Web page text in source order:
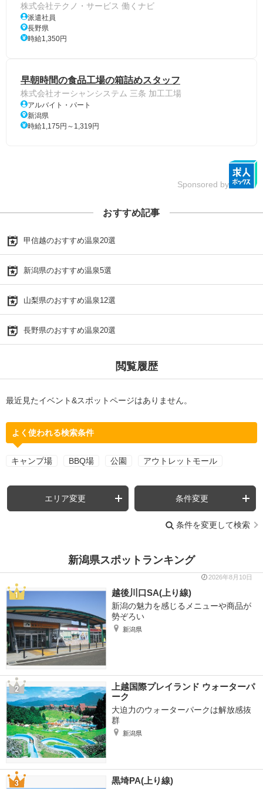
株式会社テクノ・サービス 働くナビ
派遣社員
長野県
時給1,350円
早朝時間の食品工場の箱詰めスタッフ
株式会社オーシャンシステム 三条 加工工場
アルバイト・パート
新潟県
時給1,175円～1,319円
Sponsored by
おすすめ記事
甲信越のおすすめ温泉20選
新潟県のおすすめ温泉5選
山梨県のおすすめ温泉12選
長野県のおすすめ温泉20選
閲覧履歴
最近見たイベント&スポットページはありません。
よく使われる検索条件
キャンプ場 BBQ場 公園 アウトレットモール
エリア変更 条件変更
条件を変更して検索
新潟県スポットランキング
2026年8月10日
越後川口SA(上り線)
新潟の魅力を感じるメニューや商品が
勢ぞろい
新潟県
上越国際プレイランド ウォーターパ
ーク
大迫力のウォーターパークは解放感抜
群
新潟県
黒埼PA(上り線)